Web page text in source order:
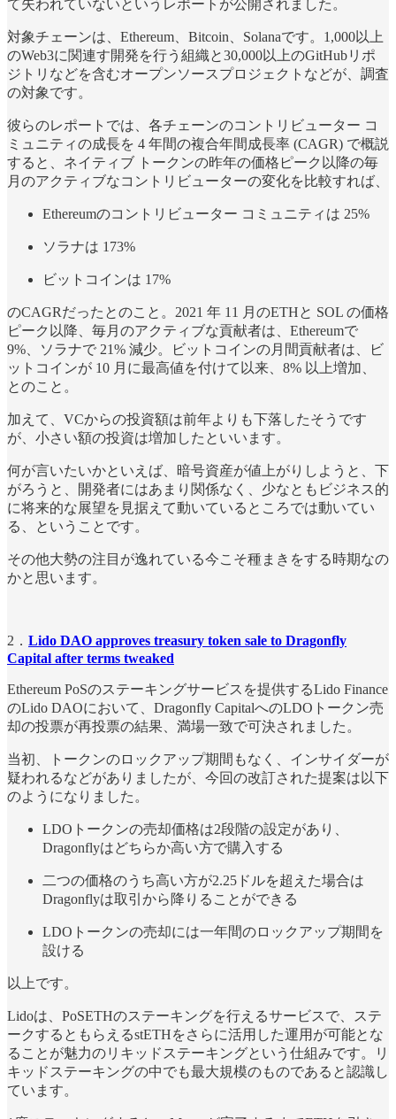
て失われていないというレポートが公開されました。
対象チェーンは、Ethereum、Bitcoin、Solanaです。1,000以上
のWeb3に関連す開発を行う組織と30,000以上のGitHubリポ
ジトリなどを含むオープンソースプロジェクトなどが、調査
の対象です。
彼らのレポートでは、各チェーンのコントリビューター コ
ミュニティの成長を 4 年間の複合年間成長率 (CAGR) で概説
すると、ネイティブ トークンの昨年の価格ピーク以降の毎
月のアクティブなコントリビューターの変化を比較すれば、
Ethereumのコントリビューター コミュニティは 25%
ソラナは 173%
ビットコインは 17%
のCAGRだったとのこと。2021 年 11 月のETHと SOL の価格
ピーク以降、毎月のアクティブな貢献者は、Ethereumで
9%、ソラナで 21% 減少。ビットコインの月間貢献者は、ビ
ットコインが 10 月に最高値を付けて以来、8% 以上増加、
とのこと。
加えて、VCからの投資額は前年よりも下落したそうです
が、小さい額の投資は増加したといいます。
何が言いたいかといえば、暗号資産が値上がりしようと、下
がろうと、開発者にはあまり関係なく、少なともビジネス的
に将来的な展望を見据えて動いているところでは動いてい
る、ということです。
その他大勢の注目が逸れている今こそ種まきをする時期なの
かと思います。
2． Lido DAO approves treasury token sale to Dragonfly
Capital after terms tweaked
Ethereum PoSのステーキングサービスを提供するLido Finance
のLido DAOにおいて、Dragonfly CapitalへのLDOトークン売
却の投票が再投票の結果、満場一致で可決されました。
当初、トークンのロックアップ期間もなく、インサイダーが
疑われるなどがありましたが、今回の改訂された提案は以下
のようになりました。
LDOトークンの売却価格は2段階の設定があり、
Dragonflyはどちらか高い方で購入する
二つの価格のうち高い方が2.25ドルを超えた場合は
Dragonflyは取引から降りることができる
LDOトークンの売却には一年間のロックアップ期間を
設ける
以上です。
Lidoは、PoSETHのステーキングを行えるサービスで、ステ
ークするともらえるstETHをさらに活用した運用が可能とな
ることが魅力のリキッドステーキングという仕組みです。リ
キッドステーキングの中でも最大規模のものであると認識し
ています。